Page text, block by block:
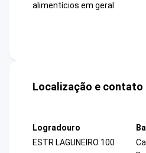
alimentícios em geral
Localização e contato
Logradouro
ESTR LAGUNEIRO 100